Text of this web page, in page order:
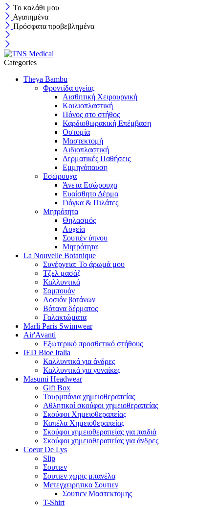
Το καλάθι μου
Αγαπημένα
Πρόσφατα προβεβλημένα
Categories
Theya Bambu
Φροντίδα υγείας
Αισθητική Χειρουργική
Κοιλιοπλαστική
Πόνος στο στήθος
Καρδιοθωρακική Επέμβαση
Οστομία
Μαστεκτομή
Αιδιοπλαστική
Δερματικές Παθήσεις
Εμμηνόπαυση
Εσώρουχα
Άνετα Εσώρουχα
Ευαίσθητο Δέρμα
Γιόγκα & Πιλάτες
Μητρότητα
Θηλασμός
Λοχεία
Σουτιέν ύπνου
Μητρότητα
La Nouvelle Botanique
Συνέργεια: Το άρωμά μου
Τζελ μασάζ
Καλλυντικά
Σαμπουάν
Λοσιόν βοτάνων
Βότανα δέρματος
Γαλακτώματα
Marli Paris Swimwear
Air'Avanti
Εξωτερικό προσθετικό στήθους
IED Bioe Italia
Καλλυντικά για άνδρες
Καλλυντικά για γυναίκες
Masumi Headwear
Gift Box
Τουρμπάνια χημειοθεραπείας
Αθλητικοί σκούφοι χημειοθεραπείας
Σκούφοι Χημειοθεραπείας
Καπέλα Χημειοθεραπείας
Σκούφοι χημειοθεραπείας για παιδιά
Σκούφοι χημειοθεραπείας για άνδρες
Coeur De Lys
Slip
Σουτιεν
Σουτιεν χωρις μπανέλα
Μετεγχειρητικα Σουτιεν
Σουτιεν Μαστεκτομης
T-Shirt